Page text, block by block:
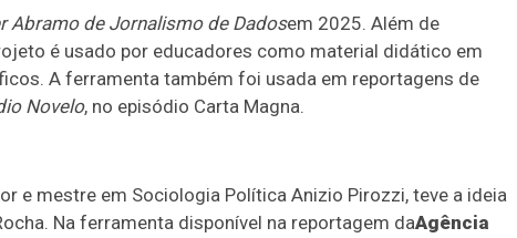
Abramo de Jornalismo de Dadosem 2025. Além de
é usado por educadores como material didático em
A ferramenta também foi usada em reportagens de
Novelo, no episódio Carta Magna.
e mestre em Sociologia Política Anizio Pirozzi, teve a ideia
Na ferramenta disponível na reportagem daAgência